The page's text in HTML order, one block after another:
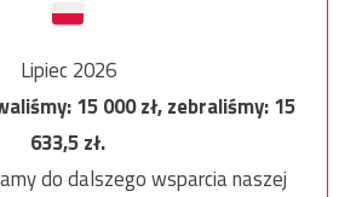
Lipiec 2026
15 000zł, zebraliśmy:15
633,5zł.
do dalszego wsparcia naszej